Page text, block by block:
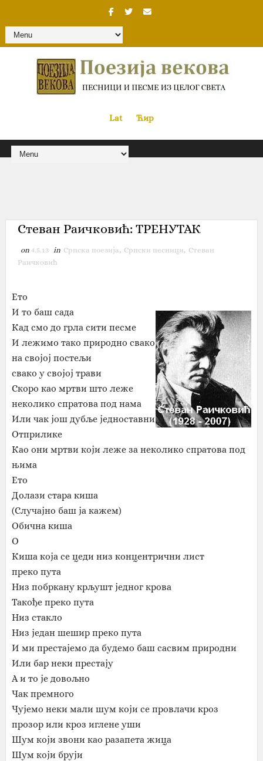
Lat« Ћир
Стеван Раичковић‎: ТРЕНУТАК
on 4.5.13 in Српска поезија, Српски песници, Стеван
Раичковић
Ето
И то баш сада
Кад смо до грла сити песме
И лежимо тако природно свако
на својој постељи
свако у својој трави
Скоро као мртви што леже
неколико спратова под нама
Или чак још дубље једноставни
Отприлике
Као они мртви који леже за неколико спратова под
њима
Ето
Долази стара киша
(Случајно баш ја кажем)
Обична киша
О
Киша која се цеди низ концентрични лист
преко пута
Низ побркану крљушт једног крова
Такође преко пута
Низ стакло
Низ један шешир преко пута
И ми престајемо да будемо баш сасвим природни
Или бар неки престају
А и то је довољно
Чак премного
Чујемо неки мали шум који се провлачи кроз
прозор или кроз иглене уши
Шум који звони као разапета жица
Шум који бруји